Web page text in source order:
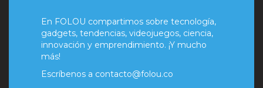
En FOLOU compartimos sobre tecnología,
gadgets, tendencias, videojuegos, ciencia,
innovación y emprendimiento. ¡Y mucho
más!
Escríbenos a contacto@folou.co